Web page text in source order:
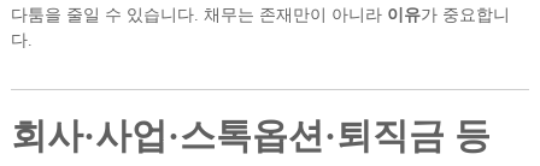
다툼을 줄일 수 있습니다. 채무는 존재만이 아니라 이유가 중요합니
다.
회사·사업·스톡옵션·퇴직금 등